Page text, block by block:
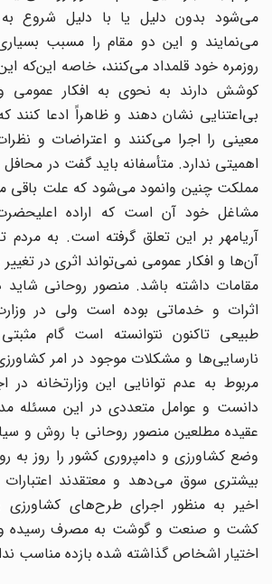
می‌شود بدون دلیل یا با دلیل شروع به
می‌نمایند و این دو مقام را مسبب
روزمره خود قلمداد می‌کنند، خاصه این‌که این
کوشش دارند به نحوی به افکار عمومی و
بی‌اعتنایی نشان دهند و ظاهراً ادعا کنند
معینی را اجرا می‌کنند و اعتراضات و
اهمیتی ندارد. متأسفانه باید گفت در
مملکت چنین وانمود می‌شود که علت باقی
مشاغل خود آن است که اراده اعلیحضرت
آریامهر بر این تعلق گرفته است. به مردم
آن‌ها و افکار عمومی نمی‌تواند اثری در تغییر
مقامات داشته باشد. منصور روحانی شاید
اثرات و خدماتی بوده است ولی در وزارت
طبیعی تاکنون نتوانسته است گام مثبتی
نارسایی‌ها و مشکلات موجود در امر
مربوط به عدم توانایی این وزارتخانه در
دانست و عوامل متعددی در این مسئله
عقیده مطلعین منصور روحانی با روش و
وضع کشاورزی و دامپروری کشور را روز به
بیشتری سوق می‌دهد و معتقدند اعتبارات
اخیر به منظور اجرای طرح‌های کشاورزی
کشت و صنعت و گوشت به مصرف رسیده و
اختیار اشخاص گذاشته شده بازده مناسب